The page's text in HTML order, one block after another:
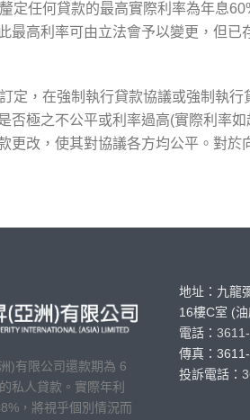
定任何貸款的最高實際利率為年息
最高利率可由立法會予以變更，但
定，在強制執行貸款協議或強制執
否極之不公平或利率過高(實際利率
更改，使其對協議各方均公平。對
)有限公司還款期為 6
私人貸款。實際年利
，將視乎個別情況而
地址：九龍
16樓C室 (
電話：
傳真：
投訴電話：